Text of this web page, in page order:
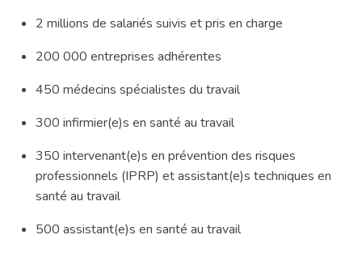
2 millions de salariés suivis et pris en charge
200 000 entreprises adhérentes
450 médecins spécialistes du travail
300 infirmier(e)s en santé au travail
350 intervenant(e)s en prévention des risques
professionnels (IPRP) et assistant(e)s techniques en
santé au travail
500 assistant(e)s en santé au travail